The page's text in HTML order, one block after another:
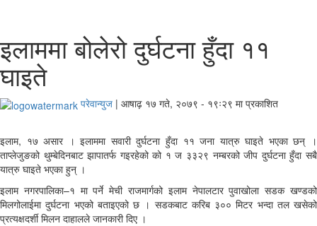
इलाममा बोलेरो दुर्घटना हुँदा ११
घाइते
परेवान्युज | आषाढ़ १७ गते, २०७९ - १९ः२९ मा प्रकाशित
इलाम, १७ असार । इलाममा सवारी दुर्घटना हुँदा ११ जना यात्रु घाइते भएका छन् ।
ताप्लेजुङको थुम्बेदिनबाट झापातर्फ गइरहेको को १ ज ३३२९ नम्बरको जीप दुर्घटना हुँदा सबै
यात्रु घाइते भएका हुन् ।
इलाम नगरपालिका–१ मा पर्ने मेची राजमार्गको इलाम नेपालटार पुवाखोला सडक खण्डको
मिलगोलाईमा दुर्घटना भएको बताइएको छ । सडकबाट करिब ३०० मिटर भन्दा तल खसेको
प्रत्यक्षदर्शी मिलन दाहालले जानकारी दिए ।